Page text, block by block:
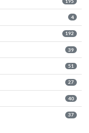
4
192
39
51
27
40
37